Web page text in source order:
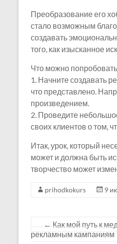
Преобразование его
стало возможным
создавать
того, как изысканное
Что можно
1. Начните создавать
что представлено.
произведением.
2. Проведите
своих клиентов о том,
Итак, урок, который
может и должна быть
творчество может
prihodkokurs 9
← Как мой путь к
рекламным кампаниям